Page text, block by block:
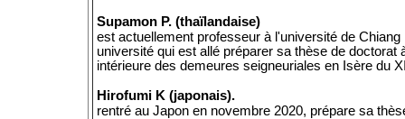
Supamon P. (thaïlandaise)
est actuellement professeur à l'université de
université qui est allé préparer sa thèse de
intérieure des demeures seigneuriales en Isère du
Hirofumi K (japonais).
rentré au Japon en novembre 2020, prépare sa